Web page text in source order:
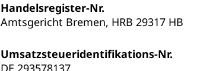
Handelsregister-Nr.
Amtsgericht Bremen, HRB 29317 HB
Umsatzsteueridentifikations-Nr.
DE 293578137